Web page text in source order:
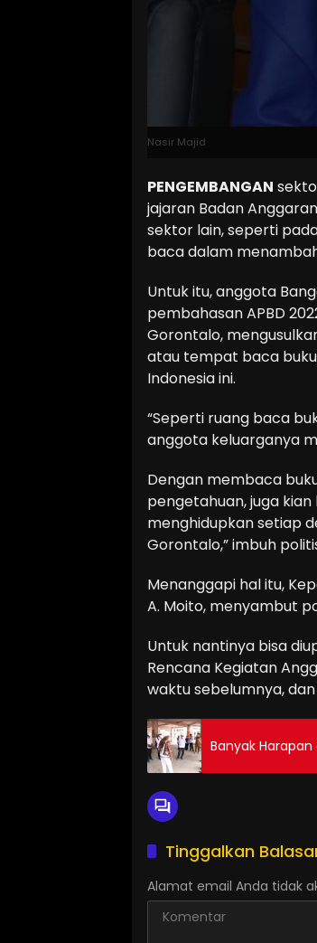
Nasir Majid
PENGEMBANGAN
jajaran Badan
sektor lain, seperti
baca dalam
Untuk itu, anggota
pembahasan APBD
Gorontalo,
atau tempat baca
Indonesia ini.
“Seperti ruang baca
anggota keluarganya
Dengan membaca
pengetahuan, juga
menghidupkan setiap
Gorontalo,” imbuh
Menanggapi hal itu,
A. Moito, menyambut
Untuk nantinya bisa
Rencana Kegiatan
waktu sebelumnya,
Banyak Harapan
Tinggalkan
Alamat email Anda tidak